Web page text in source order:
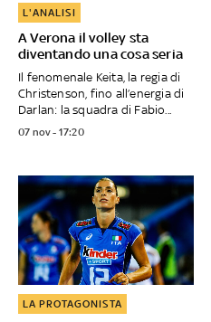
A Verona il volley sta
diventando una cosa seria
L'ANALISI
Il fenomenale Keita, la regia di
Christenson, fino all’energia di
Darlan: la squadra di Fabio...
07 nov - 17:20
LA PROTAGONISTA